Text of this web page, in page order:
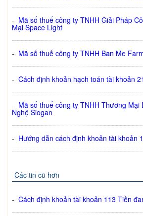
- Mã số thuế công ty TNHH Giải Pháp
Mại Space Light
- Mã số thuế công ty TNHH Ban Me
- Cách định khoản hạch toán tài khoản
- Mã số thuế công ty TNHH Thương Mại
Nghệ Siogan
- Hướng dẫn cách định khoản tài khoản
Các tin cũ hơn
- Cách định khoản tài khoản 113 Tiền